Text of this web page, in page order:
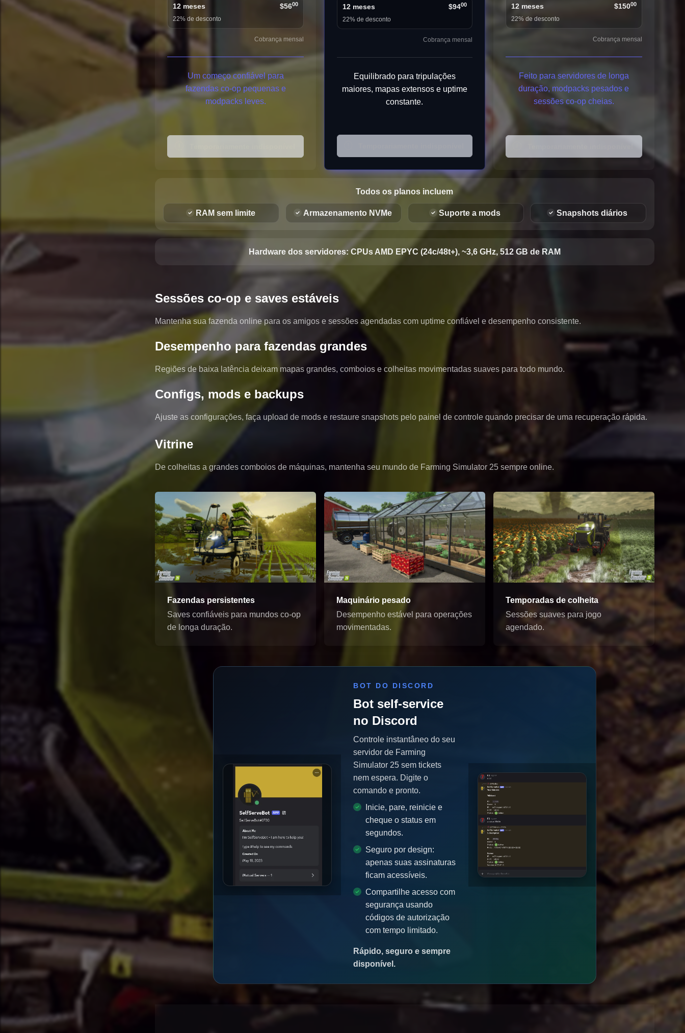
12 meses $5600
22% de desconto
Cobrança mensal
Um começo confiável para
fazendas co-op pequenas e
modpacks leves.
12 meses $9400
22% de desconto
Cobrança mensal
Equilibrado para tripulações
maiores, mapas extensos e uptime
constante.
12 meses $15000
22% de desconto
Cobrança mensal
Feito para servidores de longa
duração, modpacks pesados e
sessões co-op cheias.
Todos os planos incluem
RAM sem limite Armazenamento NVMe Suporte a mods Snapshots diários
Hardware dos servidores:CPUs AMD EPYC (24c/48t+), ~3,6 GHz, 512 GB de RAM
Sessões co-op e saves estáveis
Mantenha sua fazenda online para os amigos e sessões agendadas com uptime confiável e desempenho consistente.
Desempenho para fazendas grandes
Regiões de baixa latência deixam mapas grandes, comboios e colheitas movimentadas suaves para todo mundo.
Configs, mods e backups
Ajuste as configurações, faça upload de mods e restaure snapshots pelo painel de controle quando precisar de uma recuperação rápida.
Vitrine
De colheitas a grandes comboios de máquinas, mantenha seu mundo de Farming Simulator 25 sempre online.
Fazendas persistentes
Saves confiáveis para mundos co-op
de longa duração.
Maquinário pesado
Desempenho estável para operações
movimentadas.
Temporadas de colheita
Sessões suaves para jogo
agendado.
BOT DO DISCORD
Bot self-service
no Discord
Controle instantâneo do seu
servidor de Farming
Simulator 25 sem tickets
nem espera. Digite o
comando e pronto.
Inicie, pare, reinicie e
cheque o status em
segundos.
Seguro por design:
apenas suas assinaturas
ficam acessíveis.
Compartilhe acesso com
segurança usando
códigos de autorização
com tempo limitado.
Rápido, seguro e sempre
disponível.